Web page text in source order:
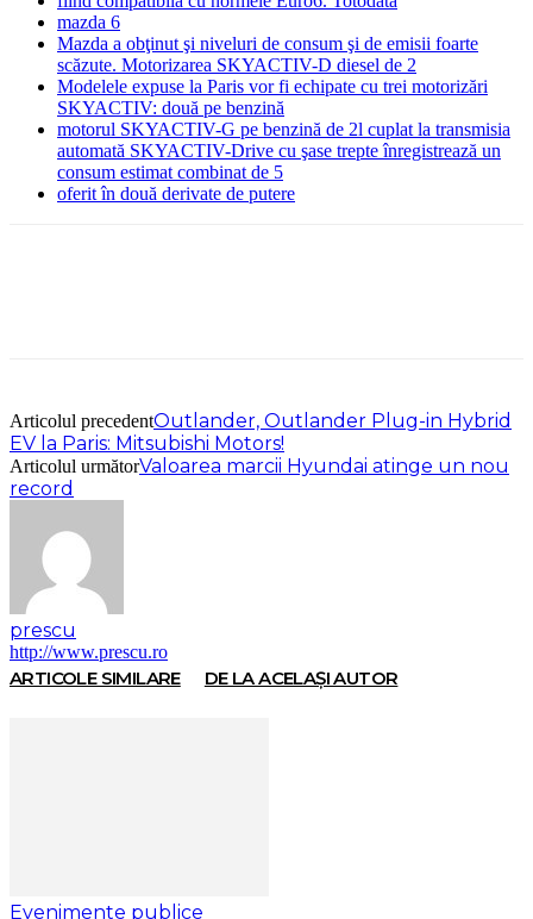
mazda 6
Mazda a obţinut şi niveluri de consum şi de emisii foarte
scăzute. Motorizarea SKYACTIV-D diesel de 2
Modelele expuse la Paris vor fi echipate cu trei motorizări
SKYACTIV: două pe benzină
motorul SKYACTIV-G pe benzină de 2l cuplat la transmisia
automată SKYACTIV-Drive cu şase trepte înregistrează un
consum estimat combinat de 5
oferit în două derivate de putere
Articolul precedentOutlander, Outlander Plug-in Hybrid
EV la Paris: Mitsubishi Motors!
Articolul următorValoarea marcii Hyundai atinge un nou
record
prescu
http://www.prescu.ro
ARTICOLE SIMILARE DE LA ACELAȘI AUTOR
Evenimente publice